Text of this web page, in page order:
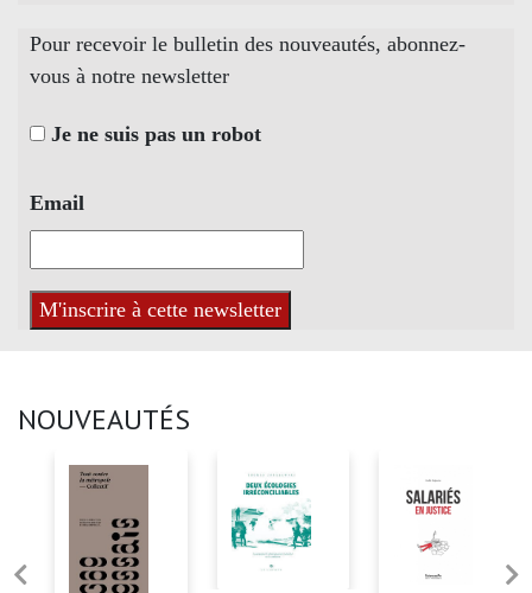
Pour recevoir le bulletin des nouveautés, abonnez-
vous à notre newsletter
Je ne suis pas un robot
Email
NOUVEAUTÉS